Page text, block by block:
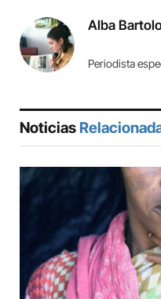
Alba
Periodista
Noticias